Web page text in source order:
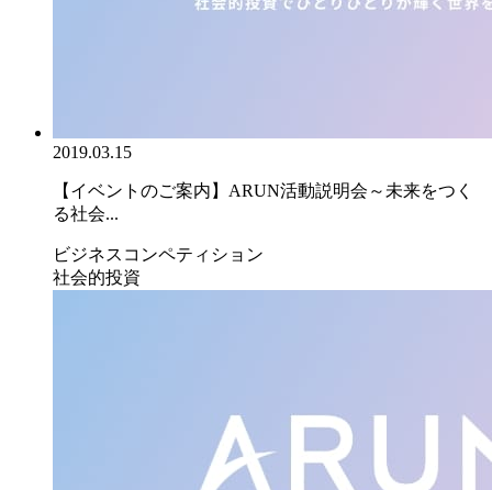
2019.03.15
【イベントのご案内】ARUN活動説明会～未来をつく
る社会...
ビジネスコンペティション
社会的投資